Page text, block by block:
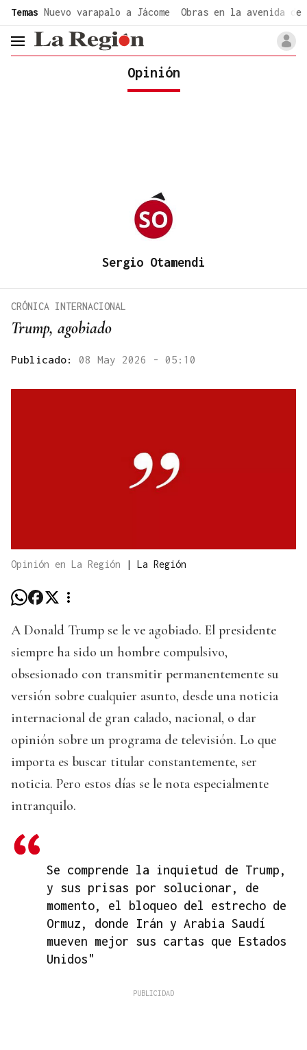
Temas Nuevo varapalo a Jácome Obras en la avenida de
header.menu.open
Opinión
Sergio Otamendi
Trump, agobiado
CRÓNICA INTERNACIONAL
Publicado: 08 May 2026 - 05:10
Opinión en La Región | La Región
A Donald Trump se le ve agobiado. El presidente
siempre ha sido un hombre compulsivo,
obsesionado con transmitir permanentemente su
versión sobre cualquier asunto, desde una noticia
internacional de gran calado, nacional, o dar
opinión sobre un programa de televisión. Lo que
importa es buscar titular constantemente, ser
noticia. Pero estos días se le nota especialmente
intranquilo.
Se comprende la inquietud de Trump,
y sus prisas por solucionar, de
momento, el bloqueo del estrecho de
Ormuz, donde Irán y Arabia Saudí
mueven mejor sus cartas que Estados
Unidos"